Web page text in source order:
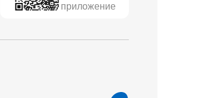
приложение